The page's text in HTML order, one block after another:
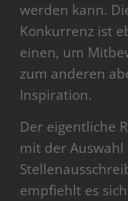
werden kann.
Konkurrenz ist
einen, um
zum anderen
Inspiration.
Der eigentliche
mit der
empfiehlt es